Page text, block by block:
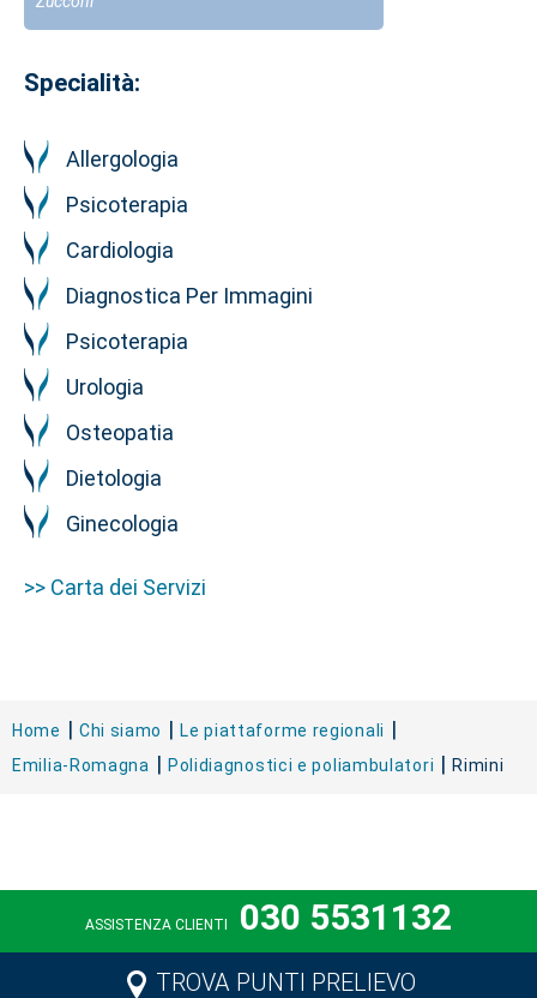
Specialità:
Allergologia
Psicoterapia
Cardiologia
Diagnostica Per Immagini
Psicoterapia
Urologia
Osteopatia
Dietologia
Ginecologia
>> Carta dei Servizi
Home Chi siamo
Le piattaforme regionali
Emilia-Romagna
Polidiagnostici e poliambulatori Rimini
ASSISTENZA CLIENTI 030 5531132
TROVA PUNTI PRELIEVO